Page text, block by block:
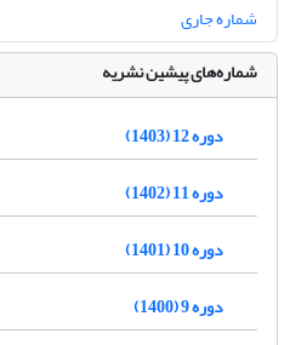
شماره جاری
شماره‌های پیشین نشریه
دوره 12 (1403)
دوره 11 (1402)
دوره 10 (1401)
دوره 9 (1400)